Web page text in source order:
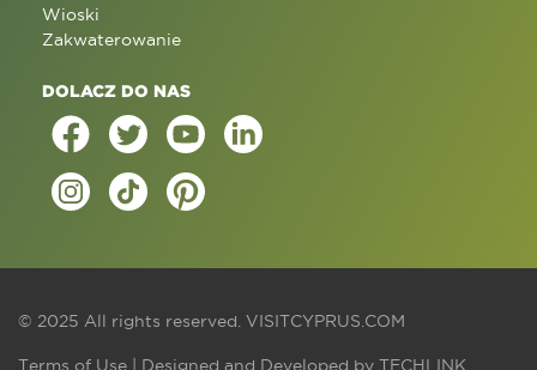
Wioski
Zakwaterowanie
DOLACZ DO NAS
© 2025 All rights reserved. VISITCYPRUS.COM
Terms of Use | Designed and Developed by TECHLINK